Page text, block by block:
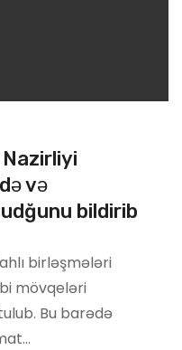
və
bildirib
birləşmələri
mövqeləri
Bu barədə